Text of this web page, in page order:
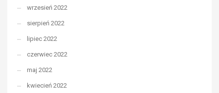
wrzesień 2022
sierpień 2022
lipiec 2022
czerwiec 2022
maj 2022
kwiecień 2022